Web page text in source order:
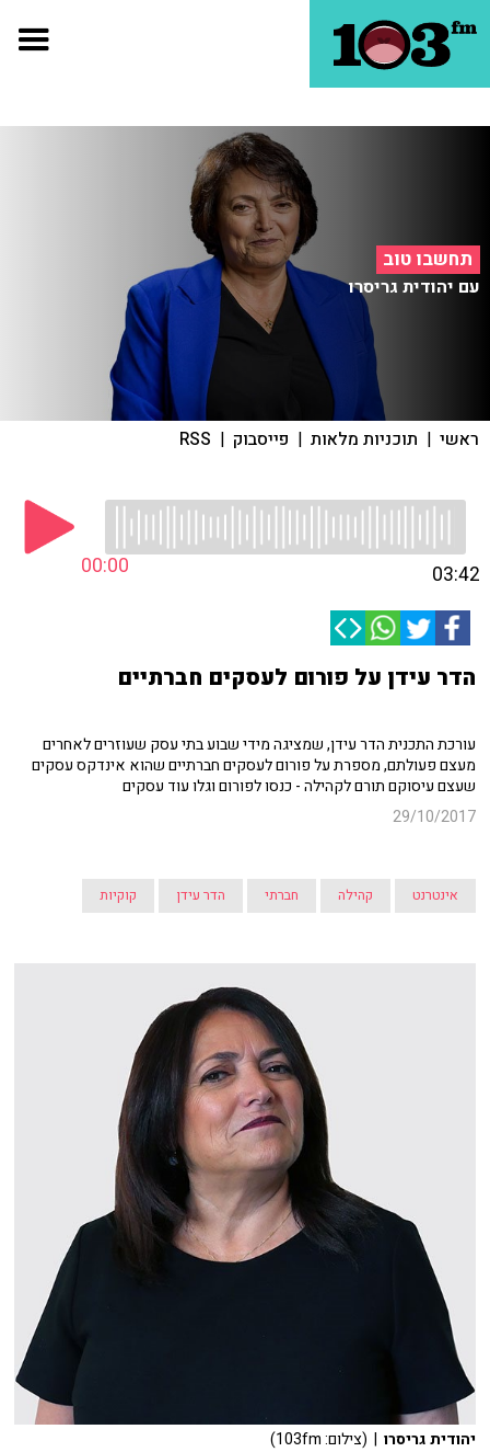
תחשבו טוב
עם יהודית גריסרו
ראשי | תוכניות מלאות | פייסבוק |
RSS
00:00 03:42
הדר עידן על פורום לעסקים חברתיים
עורכת התכנית הדר עידן, שמציגה מידי שבוע בתי עסק שעוזרים לאחרים
מעצם פעולתם, מספרת על פורום לעסקים חברתיים שהוא אינדקס עסקים
שעצם עיסוקם תורם לקהילה - כנסו לפורום וגלו עוד עסקים
29/10/2017
אינטרנט קהילה חברתי הדר עידן קוקיות
יהודית גריסרו | (צילום: 103fm)